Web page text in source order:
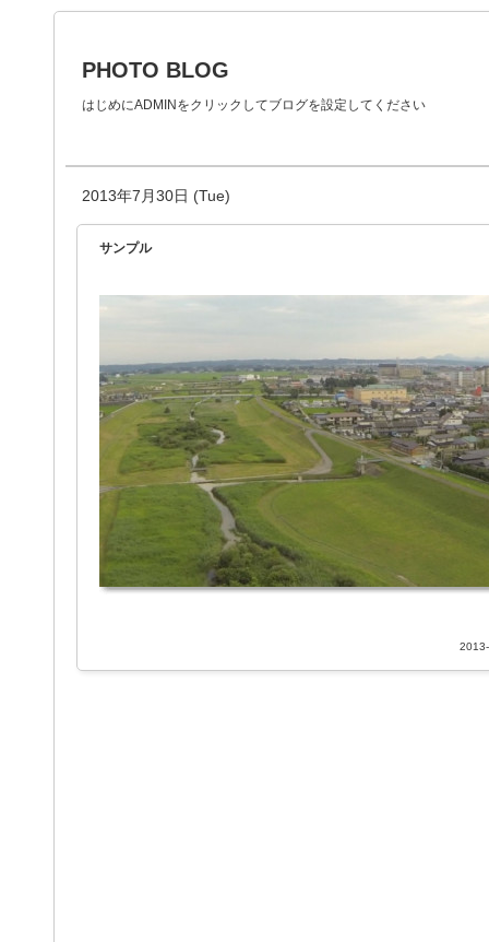
PHOTO BLOG
はじめにADMINをクリックしてブログを設定してください
2013年7月30日 (Tue)
サンプル